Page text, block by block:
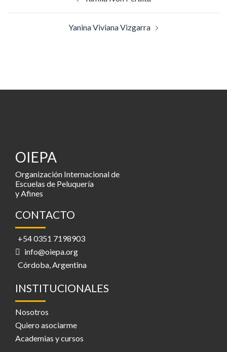
Yanina Viviana Vizgarra
OIEPA
Organización Internacional de
Escuelas de Peluquería
y Afines
CONTACTO
+54 0351 7198903
info@oiepa.org
Córdoba, Argentina
INSTITUCIONALES
Nosotros
Quiero asociarme
Academias y cursos